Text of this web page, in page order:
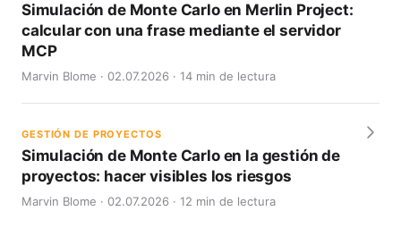
Simulación de Monte Carlo en Merlin Project:
calcular con una frase mediante el servidor
MCP
Marvin Blome · 02.07.2026 · 14 min de lectura
GESTIÓN DE PROYECTOS
Simulación de Monte Carlo en la gestión de
proyectos: hacer visibles los riesgos
Marvin Blome · 02.07.2026 · 12 min de lectura